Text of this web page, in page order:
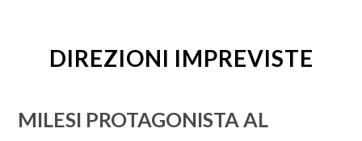
DIREZIONI IMPREVISTE
MILESI PROTAGONISTA AL